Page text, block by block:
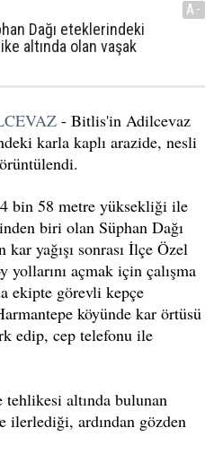
Dağı eteklerindeki
altında olan vaşak
A-
- Bitlis'in Adilcevaz
karla kaplı arazide, nesli
bin 58 metre yüksekliği ile
biri olan Süphan Dağı
yağışı sonrası İlçe Özel
açmak için çalışma
ekipte görevli kepçe
köyünde kar örtüsü
edip, cep telefonu ile
altında bulunan
ilerlediği, ardından gözden